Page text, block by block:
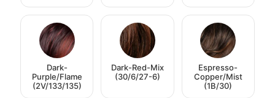
Dark-
Purple/Flame
(2V/133/135)
Dark-Red-Mix
(30/6/27-6)
Espresso-
Copper/Mist
(1B/30)